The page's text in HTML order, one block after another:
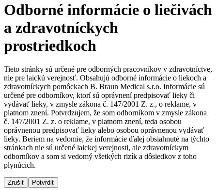
Nutričná terapia
Onkológia
Ortopédia
Prevencia a kontrola infekcií
Spinálna chirurgia
Starostlivosť o rany
Uzatváranie rán
Riešenia
Terapie
Dialyzačné strediská
B. Braun Avitum poskytuje kvalitnú dialyzačnú starostlivosť
vo všetkých svojich strediskách na Slovensku. Viac
informácií nájdete na stránke jednotlivých stredísk.
Nájdite si prácu u nás​
Objavte svoje kariérne príležitosti ​v B. Braun. Vyhľadajte náš
trh práce​ pre zaujímavé pozície na Slovensku.​
Kontakt
Kontaktný formulár
Spoločnosť
Médiá
Kontakt
Odborné informácie o liečivách
a zdravotníckych
prostriedkoch
Tieto stránky sú určené pre odborných pracovníkov v zdravotníctve,
nie pre laickú verejnosť. Obsahujú odborné informácie o liekoch a
zdravotníckych pomôckach B. Braun Medical s.r.o. Informácie sú
určené pre odborníkov, ktorí sú oprávnení predpisovať lieky či
vydávať lieky, v zmysle zákona č. 147/2001 Z. z., o reklame, v
platnom znení. Potvrdzujem, že som odborníkom v zmysle zákona
č. 147/2001 Z. z. o reklame, v platnom znení, teda osobou
oprávnenou predpisovať lieky alebo osobou oprávnenou vydávať
lieky. Beriem na vedomie, že informácie ďalej obsiahnuté na týchto
stránkach nie sú určené laickej verejnosti, ale zdravotníckym
odborníkov a som si vedomý všetkých rizík a dôsledkov z toho
plynúcich.
Zrušiť Potvrdiť